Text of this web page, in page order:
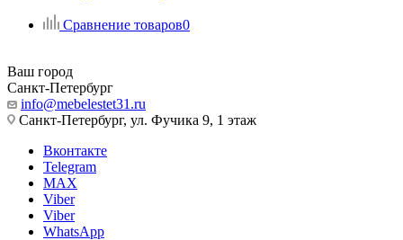
Сравнение товаров0
Ваш город
Санкт-Петербург
info@mebelestet31.ru
Санкт-Петербург, ул. Фучика 9, 1 этаж
Вконтакте
Telegram
MAX
Viber
Viber
WhatsApp